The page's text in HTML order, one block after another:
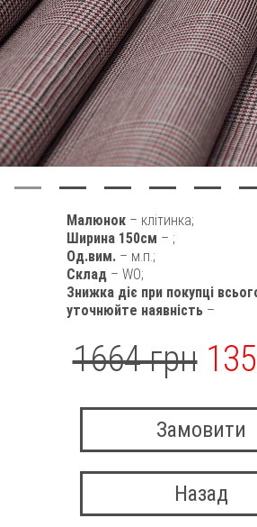
Малюнок – клітинка;
Ширина 150см – ;
Од.вим. – м.п.;
Склад – WO;
Знижка діє при покупці
уточнюйте наявність –
1664 грн
Замовити
Назад